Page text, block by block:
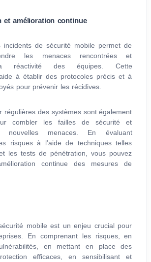
et amélioration continue
incidents de sécurité mobile permet de
les menaces rencontrées et
la réactivité des équipes. Cette
à établir des protocoles précis et à
pour prévenir les récidives.
régulières des systèmes sont également
combler les failles de sécurité et
nouvelles menaces. En évaluant
risques à l’aide de techniques telles
les tests de pénétration, vous pouvez
continue des mesures de
mobile est un enjeu crucial pour
En comprenant les risques, en
en mettant en place des
efficaces, en sensibilisant et